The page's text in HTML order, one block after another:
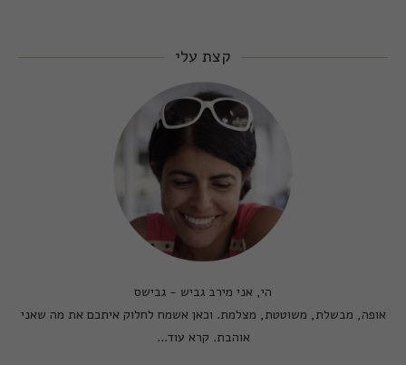
קצת עלי
הי, אני מירב גביש - גבישס
אופה, מבשלת, משוטטת, מצלמת. וכאן אשמח לחלוק איתכם את מה שאני
אוהבת. קרא עוד...